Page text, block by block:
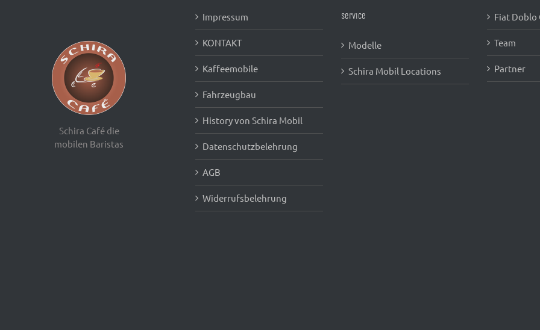
Schira Café die
mobilen Baristas
Impressum
KONTAKT
Kaffeemobile
Fahrzeugbau
History von Schira Mobil
Datenschutzbelehrung
AGB
Widerrufsbelehrung
Service
Modelle
Schira Mobil Locations
Fiat Doblo
Team
Partner